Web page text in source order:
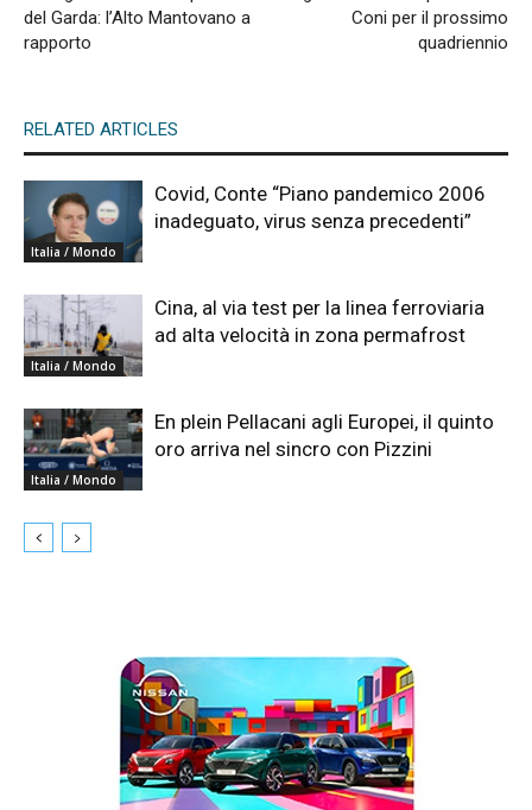
del Garda: l’Alto Mantovano a
rapporto
Coni per il prossimo
quadriennio
RELATED ARTICLES
Italia / Mondo
Covid, Conte “Piano pandemico 2006
inadeguato, virus senza precedenti”
Italia / Mondo
Cina, al via test per la linea ferroviaria
ad alta velocità in zona permafrost
Italia / Mondo
En plein Pellacani agli Europei, il quinto
oro arriva nel sincro con Pizzini